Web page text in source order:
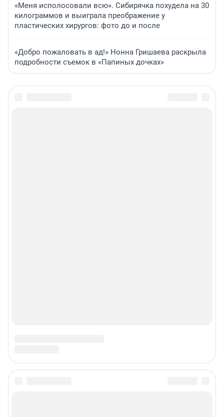
«Меня исполосовали всю». Сибирячка похудела на 30
килограммов и выиграла преображение у
пластических хирургов: фото до и после
«Добро пожаловать в ад!» Нонна Гришаева раскрыла
подробности съемок в «Папиных дочках»